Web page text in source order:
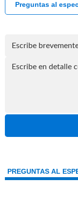
Preguntas
PREGUNTAS AL